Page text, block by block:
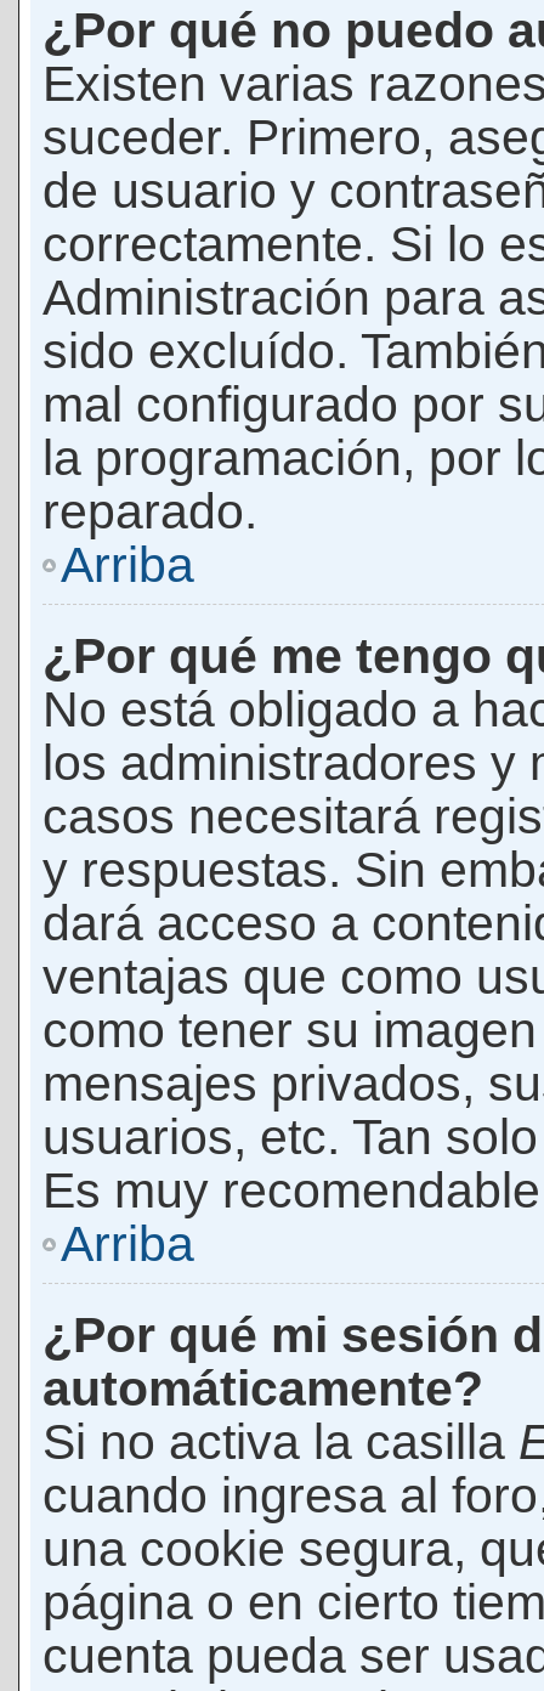
¿Por qué no puedo
Existen varias
suceder. Primero,
de usuario y
correctamente. Si lo
Administración para
sido excluído.
mal configurado por
la programación, por
reparado.
Arriba
¿Por qué me tengo
No está obligado a
los administradores y
casos necesitará
y respuestas. Sin
dará acceso a
ventajas que como
como tener su
mensajes privados,
usuarios, etc. Tan
Es muy
Arriba
¿Por qué mi sesión
automáticamente?
Si no activa la casilla
cuando ingresa al
una cookie segura,
página o en cierto
cuenta pueda ser